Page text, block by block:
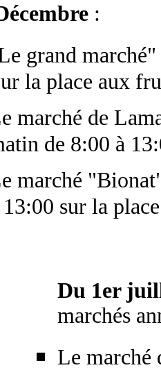
:
grand
la place aux
marché de
de 8:00 à
marché
sur la
Du 1er
marchés
Le marché